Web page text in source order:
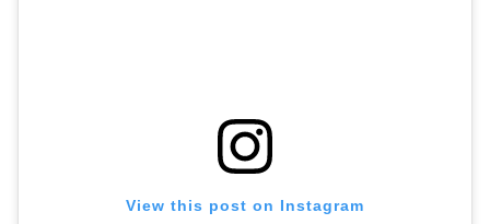
View this post on Instagram